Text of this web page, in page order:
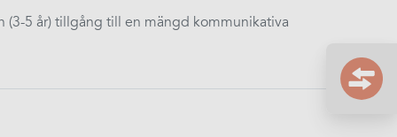
(3-5 år) tillgång till en mängd kommunikativa